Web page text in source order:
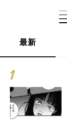
最新